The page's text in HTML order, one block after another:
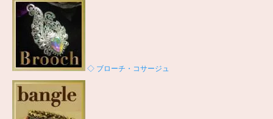
◇ ブローチ・コサージュ